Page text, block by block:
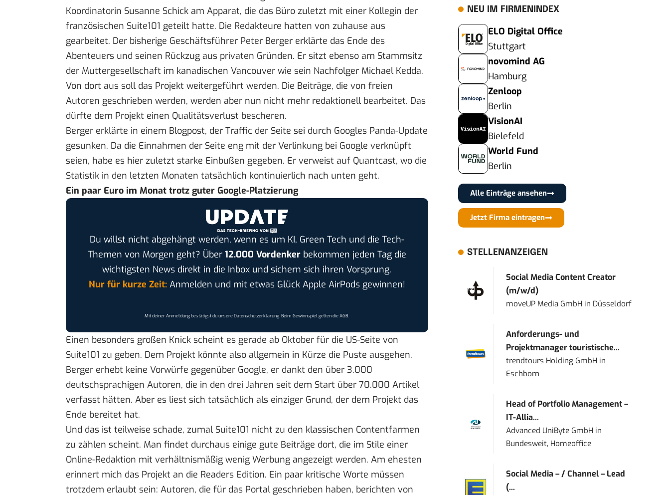
Koordinatorin Susanne Schick am Apparat, die das Büro zuletzt mit einer Kollegin der
französischen Suite101 geteilt hatte. Die Redakteure hatten von zuhause aus
gearbeitet. Der bisherige Geschäftsführer Peter Berger erklärte das Ende des
Abenteuers und seinen Rückzug aus privaten Gründen. Er sitzt ebenso am Stammsitz
der Muttergesellschaft im kanadischen Vancouver wie sein Nachfolger Michael Kedda.
Von dort aus soll das Projekt weitergeführt werden. Die Beiträge, die von freien
Autoren geschrieben werden, werden aber nun nicht mehr redaktionell bearbeitet. Das
dürfte dem Projekt einen Qualitätsverlust bescheren.
Berger erklärte in einem Blogpost, der Traffic der Seite sei durch Googles Panda-Update
gesunken. Da die Einnahmen der Seite eng mit der Verlinkung bei Google verknüpft
seien, habe es hier zuletzt starke Einbußen gegeben. Er verweist auf Quantcast, wo die
Statistik in den letzten Monaten tatsächlich kontinuierlich nach unten geht.
Ein paar Euro im Monat trotz guter Google-Platzierung
Du willst nicht abgehängt werden, wenn es um KI, Green Tech und die Tech-
Themen von Morgen geht? Über 12.000 Vordenkerbekommen jeden Tag die
wichtigsten News direkt in die Inbox und sichern sich ihren Vorsprung.
Nur für kurze Zeit:Anmelden und mit etwas Glück Apple AirPods gewinnen!
Mit deiner Anmeldung bestätigst du unsereDatenschutzerklärung. Beim Gewinnspiel gelten dieAGB.
Einen besonders großen Knick scheint es gerade ab Oktober für die US-Seite von
Suite101 zu geben. Dem Projekt könnte also allgemein in Kürze die Puste ausgehen.
Berger erhebt keine Vorwürfe gegenüber Google, er dankt den über 3.000
deutschsprachigen Autoren, die in den drei Jahren seit dem Start über 70.000 Artikel
verfasst hätten. Aber es liest sich tatsächlich als einziger Grund, der dem Projekt das
Ende bereitet hat.
Und das ist teilweise schade, zumal Suite101 nicht zu den klassischen Contentfarmen
zu zählen scheint. Man findet durchaus einige gute Beiträge dort, die im Stile einer
Online-Redaktion mit verhältnismäßig wenig Werbung angezeigt werden. Am ehesten
erinnert mich das Projekt an die Readers Edition. Ein paar kritische Worte müssen
trotzdem erlaubt sein: Autoren, die für das Portal geschrieben haben, berichten von
NEU IM FIRMENINDEX
ELO Digital Office
Stuttgart
novomind AG
Hamburg
Zenloop
Berlin
VisionAI
Bielefeld
World Fund
Berlin
Alle Einträge ansehen
Jetzt Firma eintragen
STELLENANZEIGEN
Social Media Content Creator
(m/w/d)
moveUP Media GmbH in Düsseldorf
Anforderungs- und
Projektmanager touristische...
trendtours Holding GmbH in
Eschborn
Head of Portfolio Management –
IT-Allia...
Advanced UniByte GmbH in
Bundesweit, Homeoffice
Social Media – / Channel – Lead
(...